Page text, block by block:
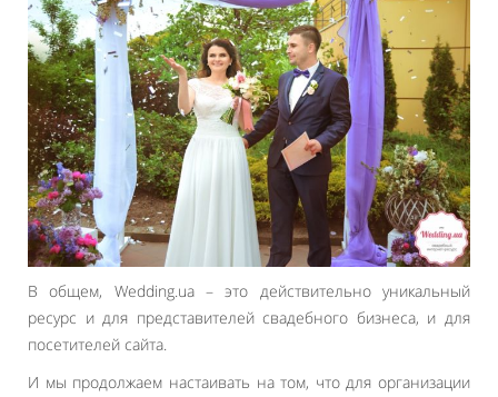
В общем, Wedding.ua – это действительно уникальный
ресурс и для представителей свадебного бизнеса, и для
посетителей сайта.
И мы продолжаем настаивать на том, что для организации